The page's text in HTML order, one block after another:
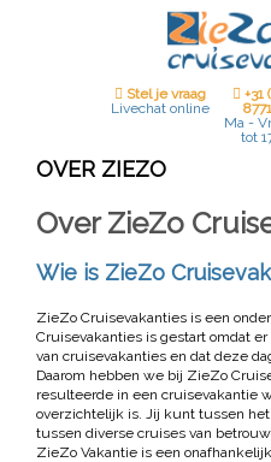
Stel je vraag
Livechat online
+31
Ma -
tot
OVER ZIEZO
Over ZieZo
Wie is ZieZo
ZieZo Cruisevakanties is een
Cruisevakanties is gestart omdat
van cruisevakanties en dat deze
Daarom hebben we bij ZieZo
resulteerde in een cruisevakantie
overzichtelijk is. Jij kunt tussen
tussen diverse cruises van
ZieZo Vakantie is een